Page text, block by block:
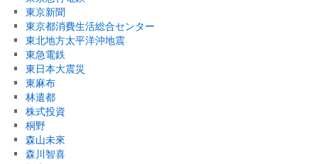
東京新聞
東京都消費生活総合センター
東北地方太平洋沖地震
東急電鉄
東日本大震災
東麻布
林遣都
株式投資
桐野
森山未來
森川智喜